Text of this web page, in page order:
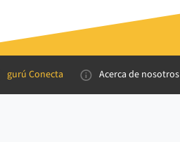
gurú Conecta Acerca de nosotros